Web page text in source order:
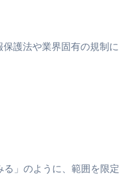
護法や業界固有の規制に
」のように、範囲を限定